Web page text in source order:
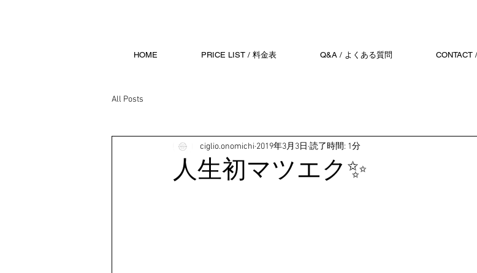
HOME PRICE LIST / 料金表 Q&A / よくある質問 CONTACT
All Posts
人生初マツエク✨
ciglio.onomichi 2019年3月3日 読了時間: 1分